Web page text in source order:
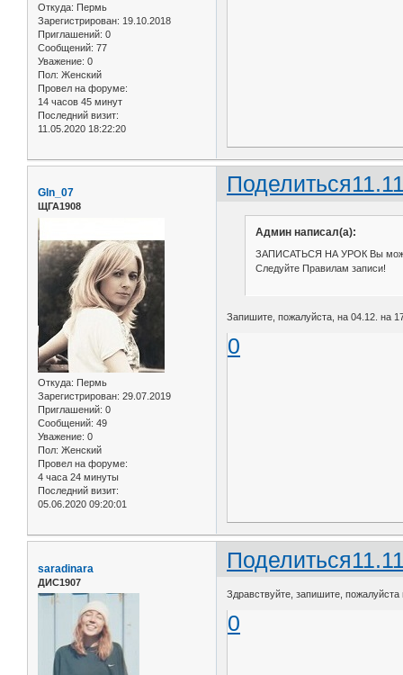
Откуда: Пермь
Зарегистрирован: 19.10.2018
Приглашений: 0
Сообщений: 77
Уважение: 0
Пол: Женский
Провел на форуме:
14 часов 45 минут
Последний визит:
11.05.2020 18:22:20
Поделиться
Gln_07
ЩГА1908
Откуда: Пермь
Зарегистрирован: 29.07.2019
Приглашений: 0
Сообщений: 49
Уважение: 0
Пол: Женский
Провел на форуме:
4 часа 24 минуты
Последний визит:
05.06.2020 09:20:01
Админ написал(а):
ЗАПИСАТЬСЯ НА УРОК Вы
Следуйте Правилам записи!
Запишите, пожалуйста, на 04.12. на
0
Поделиться
saradinara
ДИС1907
Здравствуйте, запишите,
0